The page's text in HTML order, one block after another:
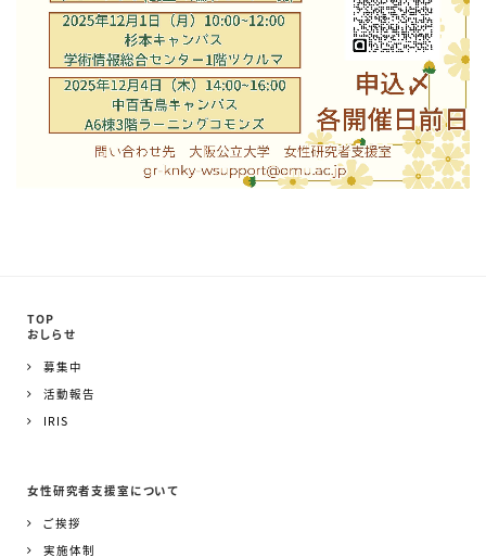
TOP
おしらせ
募集中
活動報告
IRIS
女性研究者支援室について
ご挨拶
実施体制